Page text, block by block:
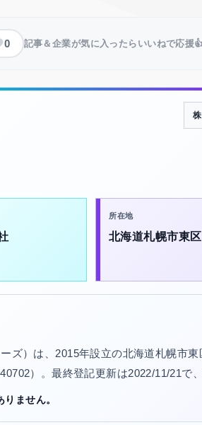
0 記事＆企業が気に入ったらいいねで応援
所在地
北海道札幌市東区
ズ）は、2015年設立の北海道札幌市
）。最終登記更新は2022/11/21で
ません。